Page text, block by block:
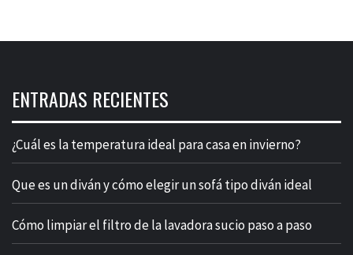
ENTRADAS RECIENTES
¿Cuál es la temperatura ideal para casa en invierno?
Que es un diván y cómo elegir un sofá tipo diván ideal
Cómo limpiar el filtro de la lavadora sucio paso a paso